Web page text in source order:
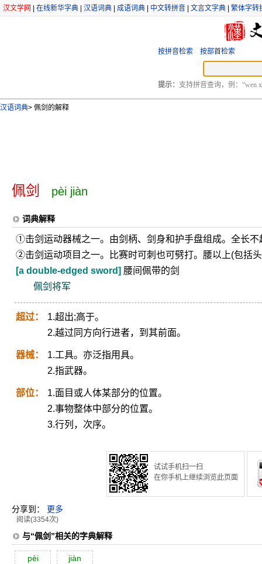
汉文学网 在线新华字典 汉语词典 成语词典 中文转拼音 文言文字典 繁体字转
按拼音检索 按部首检索
提示： 支持拼音查询，例：“wen
汉语词典> 佩剑的解释
佩剑 pèi jiàn
词典解释
①击剑运动器械之一。由剑柄、剑身和护手盘组成。全长
②击剑运动项目之一。比赛时可刺也可劈打。腰以上(包括
[a double-edged sword] 腰间佩带的剑
佩剑将军
超过：
1.超出;高于。
2.越过同方向行进者，到其前面。
器械：
1.工具。亦泛指用具。
2.指武器。
部位：
1.面目或人体某部分的位置。
2.事物整体中部分的位置。
3.行列，次序。
试试手机扫一扫
在你手机上继续浏览此页面
分享到： 更多
阅读(3354次)
与“佩剑”相关的字典解释
pèi jiàn